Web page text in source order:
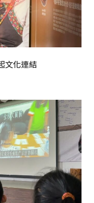
文化連結